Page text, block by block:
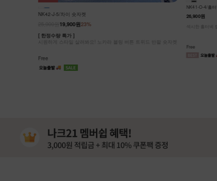
NK42-J-5/차이 숏자켓
23%
19,900원
[ 한정수량 특가 ]
시원하게 스타일 살려봐요! 노카라 블링 버튼 트위드 반팔 숏자켓
Free
NK41-O-4/홀
26,900원
섹시한 홀터
Free